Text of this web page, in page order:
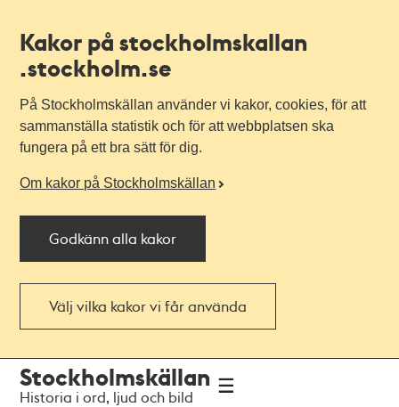
Kakor på stockholmskallan
.stockholm.se
På Stockholmskällan använder vi kakor, cookies, för att
sammanställa statistik och för att webbplatsen ska
fungera på ett bra sätt för dig.
Om kakor på Stockholmskällan
Godkänn alla kakor
Välj vilka kakor vi får använda
navigationen
huvudinnehållet
Stockholmskällan
Historia i ord, ljud och bild